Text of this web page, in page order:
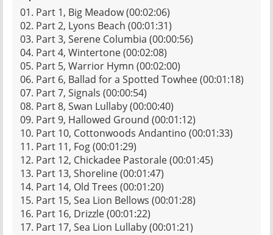
01. Part 1, Big Meadow (00:02:06)
02. Part 2, Lyons Beach (00:01:31)
03. Part 3, Serene Columbia (00:00:56)
04. Part 4, Wintertone (00:02:08)
05. Part 5, Warrior Hymn (00:02:00)
06. Part 6, Ballad for a Spotted Towhee (00:01:18)
07. Part 7, Signals (00:00:54)
08. Part 8, Swan Lullaby (00:00:40)
09. Part 9, Hallowed Ground (00:01:12)
10. Part 10, Cottonwoods Andantino (00:01:33)
11. Part 11, Fog (00:01:29)
12. Part 12, Chickadee Pastorale (00:01:45)
13. Part 13, Shoreline (00:01:47)
14. Part 14, Old Trees (00:01:20)
15. Part 15, Sea Lion Bellows (00:01:28)
16. Part 16, Drizzle (00:01:22)
17. Part 17, Sea Lion Lullaby (00:01:21)